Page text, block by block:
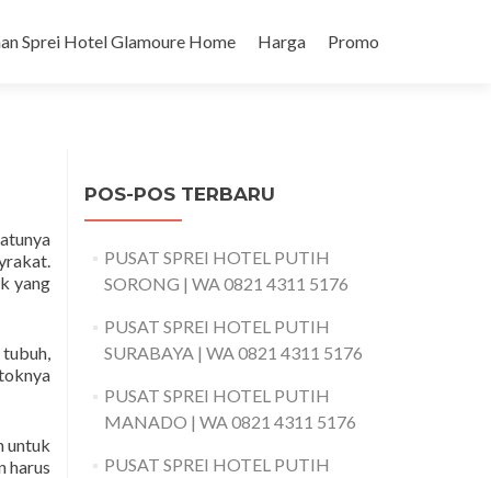
Sprei Hotel Glamoure Home Harga Promo
yang
untuk
harus
POS-POS TERBARU
PUSAT SPREI HOTEL PUTIH
SORONG | WA 0821 4311 5176
PUSAT SPREI HOTEL PUTIH
SURABAYA | WA 0821 4311 5176
PUSAT SPREI HOTEL PUTIH
MANADO | WA 0821 4311 5176
PUSAT SPREI HOTEL PUTIH